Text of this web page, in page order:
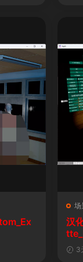
场
汉
陨3